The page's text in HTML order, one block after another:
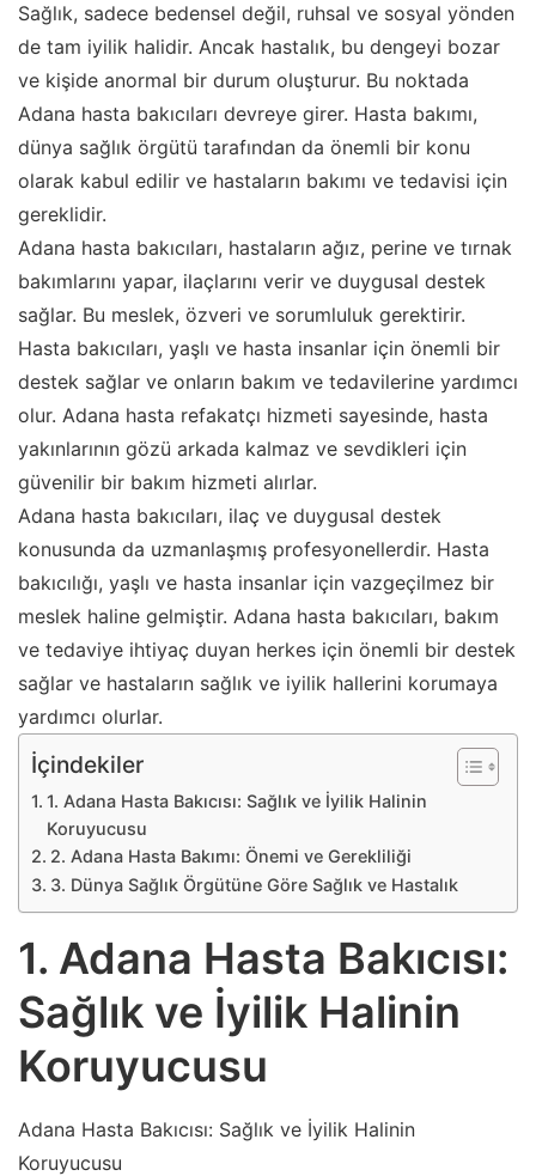
Sağlık, sadece bedensel değil, ruhsal ve sosyal yönden
de tam iyilik halidir. Ancak hastalık, bu dengeyi bozar
ve kişide anormal bir durum oluşturur. Bu noktada
Adana hasta bakıcıları devreye girer. Hasta bakımı,
dünya sağlık örgütü tarafından da önemli bir konu
olarak kabul edilir ve hastaların bakımı ve tedavisi için
gereklidir.
Adana hasta bakıcıları, hastaların ağız, perine ve tırnak
bakımlarını yapar, ilaçlarını verir ve duygusal destek
sağlar. Bu meslek, özveri ve sorumluluk gerektirir.
Hasta bakıcıları, yaşlı ve hasta insanlar için önemli bir
destek sağlar ve onların bakım ve tedavilerine yardımcı
olur. Adana hasta refakatçı hizmeti sayesinde, hasta
yakınlarının gözü arkada kalmaz ve sevdikleri için
güvenilir bir bakım hizmeti alırlar.
Adana hasta bakıcıları, ilaç ve duygusal destek
konusunda da uzmanlaşmış profesyonellerdir. Hasta
bakıcılığı, yaşlı ve hasta insanlar için vazgeçilmez bir
meslek haline gelmiştir. Adana hasta bakıcıları, bakım
ve tedaviye ihtiyaç duyan herkes için önemli bir destek
sağlar ve hastaların sağlık ve iyilik hallerini korumaya
yardımcı olurlar.
İçindekiler
1. Adana Hasta Bakıcısı: Sağlık ve İyilik Halinin
Koruyucusu
2. Adana Hasta Bakımı: Önemi ve Gerekliliği
3. Dünya Sağlık Örgütüne Göre Sağlık ve Hastalık
1. Adana Hasta Bakıcısı:
Sağlık ve İyilik Halinin
Koruyucusu
Adana Hasta Bakıcısı: Sağlık ve İyilik Halinin
Koruyucusu